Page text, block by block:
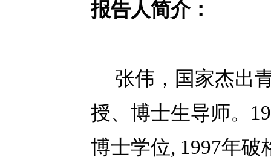
报告人简介：
张伟，国家杰出
授、博士生导师。
博士学位, 1997年